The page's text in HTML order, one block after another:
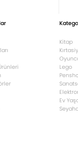
Kitap
Lego
Ev